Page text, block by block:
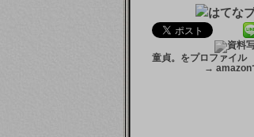
童貞。をプロファイル
→ amazon